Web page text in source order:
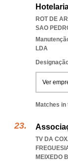
ROT DE
SAO
LDA
Ver
Matches
TV DA
MEIXEDO